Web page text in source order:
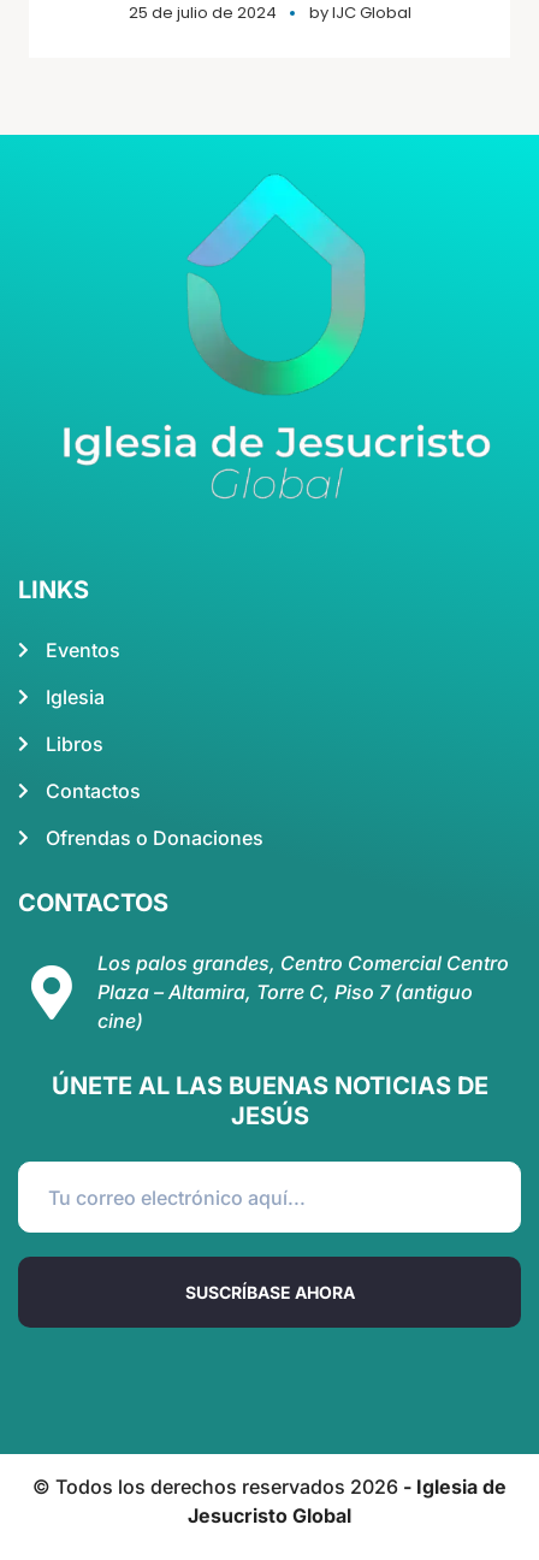
25 de julio de 2024 byIJC Global
LINKS
Eventos
Iglesia
Libros
Contactos
Ofrendas o Donaciones
CONTACTOS
Los palos grandes, Centro Comercial Centro
Plaza – Altamira, Torre C, Piso 7 (antiguo
cine)
ÚNETE AL LAS BUENAS NOTICIAS DE
JESÚS
SUSCRÍBASE AHORA
© Todos los derechos reservados 2026 - Iglesia de
Jesucristo Global